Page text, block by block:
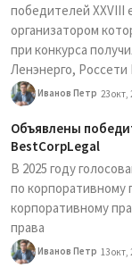
победителей XXVIII
организатором
при конкурса
Ленэнерго,
Иванов Петр 23 окт,
Объявлены
BestCorpLegal
В 2025 году
по корпоративному
корпоративному
права
Иванов Петр 13 окт,